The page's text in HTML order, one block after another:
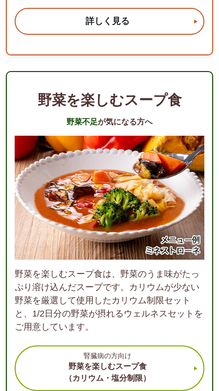
詳しく見る
野菜を楽しむスープ食
野菜不足が気になる方へ
野菜を楽しむスープ食は、野菜のうま味がたっ
ぷり溶け込んだスープです。カリウムが少ない
野菜を厳選して使用したカリウム制限セット
と、1/2日分の野菜が摂れるウェルネスセットを
ご用意しています。
腎臓病の方向け
野菜を楽しむスープ食
（カリウム・塩分制限）